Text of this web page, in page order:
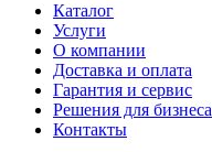
Каталог
Услуги
О компании
Доставка и оплата
Гарантия и сервис
Решения для бизнеса
Контакты